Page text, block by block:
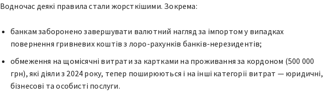
Водночас деякі правила стали жорсткішими. Зокрема:
банкам заборонено завершувати валютний нагляд за імпортом у випадках
повернення гривневих коштів з лоро-рахунків банків-нерезидентів;
обмеження на щомісячні витрати за картками на проживання за кордоном (500 000
грн), які діяли з 2024 року, тепер поширюються і на інші категорії витрат — юридичні,
бізнесові та особисті послуги.